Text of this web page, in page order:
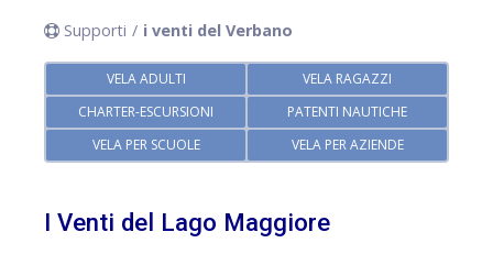
Supporti i venti del Verbano
VELA ADULTI
VELA RAGAZZI
CHARTER-ESCURSIONI
PATENTI NAUTICHE
VELA PER SCUOLE
VELA PER AZIENDE
I Venti del Lago Maggiore